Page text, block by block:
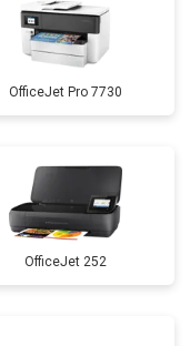
OfficeJet Pro 7730
OfficeJet 252